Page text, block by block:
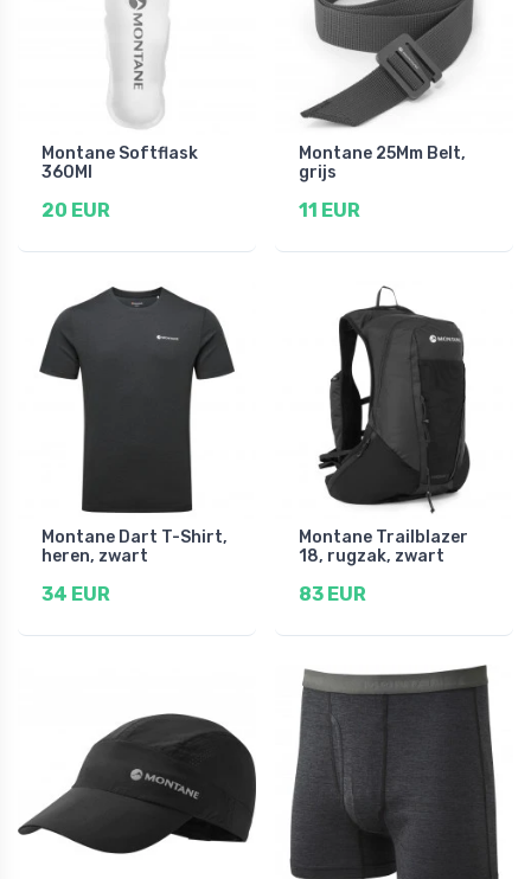
Montane Softflask
360Ml
20 EUR
Montane 25Mm Belt,
grijs
11 EUR
Montane Dart T-Shirt,
heren, zwart
34 EUR
Montane Trailblazer
18, rugzak, zwart
83 EUR